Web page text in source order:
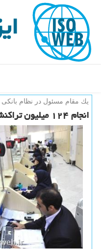
یك مقام مسئول در نظام بانكی
انجام ۱۲۴ میلیون تراكنش بانكی به رغم قطعی اینترنت